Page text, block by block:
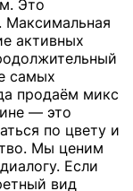
Это
Максимальная
активных
самых
продаём микс
— это
по цвету и
Мы ценим
Если
вид